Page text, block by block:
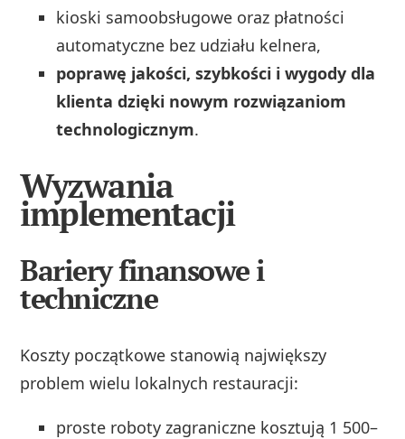
kioski samoobsługowe oraz płatności
automatyczne bez udziału kelnera,
poprawę jakości, szybkości i wygody dla
klienta dzięki nowym rozwiązaniom
technologicznym.
Wyzwania
implementacji
Bariery finansowe i
techniczne
Koszty początkowe stanowią największy
problem wielu lokalnych restauracji:
proste roboty zagraniczne kosztują 1 500–